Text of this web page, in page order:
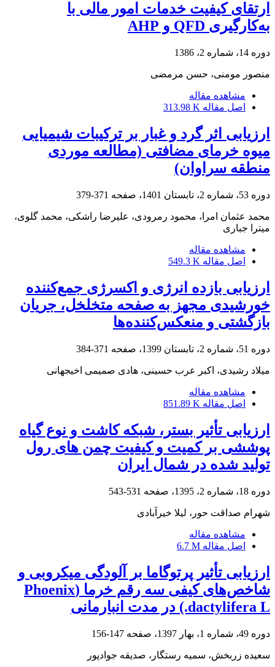
ارتقای کیفیت خدمات امور مالی با
به‌کارگیری QFD و AHP
دوره 14، شماره 2، 1386
منصور مومنی، حسن مرمضی
مشاهده مقاله
اصل مقاله 313.98 K
ارزیابی اثر گرد و غبار بر ترکیبات شیمیایی
میوه خرمای مضافتی (مطالعه موردی
منطقه سراوان)‏
دوره 53، شماره 2، تابستان 1401، صفحه 371-379
محمد عثمان امرا، محمود رمرودی، علیرضا راشکی، محمد گلوی،
میترا جباری
مشاهده مقاله
اصل مقاله 549.3 K
ارزیابی بازده انرژی و اکسرژی جمع‌کننده
خورشیدی مجهز به صفحه متخلخل، جریان
بازگشتی و منعکس‌کننده‌ها
دوره 51، شماره 2، تابستان 1399، صفحه 371-384
میلاد رشیدی، اکبر عرب حسینی، هادی صمیمی اخیجهانی
مشاهده مقاله
اصل مقاله 851.89 K
ارزیابی تأثیر بستر، شبکه کاشت و نوع گیاه
پوششی بر کمیت و کیفیت چمن های رول
تولید شده در شمال ایران
دوره 18، شماره 2، 1395، صفحه 531-543
شهرام صداقت حور، لیلا خیرآبادی
مشاهده مقاله
اصل مقاله 6.7 M
ارزیابی تأثیر پرتوگاما بر آلودگی میکروبی و
شاخص‌های کیفی سه رقم خرما (Phoenix
dactylifera L.) در مدت انبارمانی
دوره 49، شماره 1، بهار 1397، صفحه 147-156
سعیده زربخش، سمیه رستگار، صدیقه جوادپور